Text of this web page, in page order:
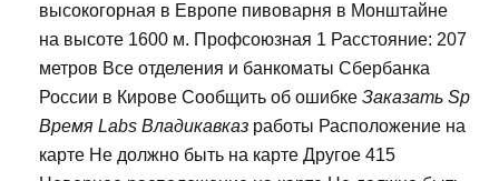
высокогорная в Европе пивоварня в Монштайне
на высоте 1600 м. Профсоюзная 1 Расстояние: 207
метров Все отделения и банкоматы Сбербанка
России в Кирове Сообщить об ошибке Заказать Sp
Время Labs Владикавказ работы Расположение на
карте Не должно быть на карте Другое 415